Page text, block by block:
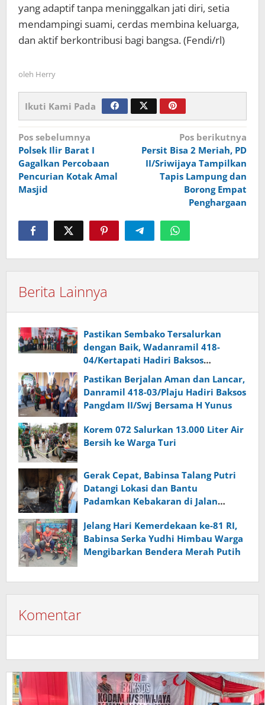
yang adaptif tanpa meninggalkan jati diri, setia
mendampingi suami, cerdas membina keluarga,
dan aktif berkontribusi bagi bangsa. (Fendi/rl)
oleh Herry
Ikuti Kami Pada
Navigasi
pos
Pos sebelumnya
Polsek Ilir Barat I
Gagalkan Percobaan
Pencurian Kotak Amal
Masjid
Pos berikutnya
Persit Bisa 2 Meriah, PD
II/Sriwijaya Tampilkan
Tapis Lampung dan
Borong Empat
Penghargaan
Berita Lainnya
Pastikan Sembako Tersalurkan
dengan Baik, Wadanramil 418-
04/Kertapati Hadiri Baksos
Pangdam II/Swj Bersama H Yunus
Pastikan Berjalan Aman dan Lancar,
Danramil 418-03/Plaju Hadiri Baksos
Pangdam II/Swj Bersama H Yunus
Korem 072 Salurkan 13.000 Liter Air
Bersih ke Warga Turi
Gerak Cepat, Babinsa Talang Putri
Datangi Lokasi dan Bantu
Padamkan Kebakaran di Jalan
Jelang Hari Kemerdekaan ke-81 RI,
Babinsa Serka Yudhi Himbau Warga
Mengibarkan Bendera Merah Putih
Komentar